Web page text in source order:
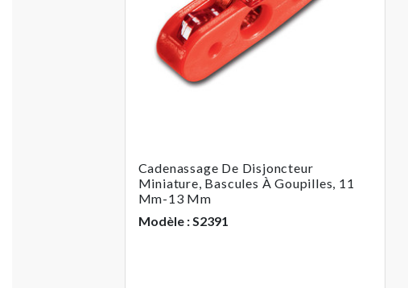
Cadenassage De Disjoncteur
Miniature, Bascules À Goupilles, 11
Mm-13 Mm
Modèle : S2391